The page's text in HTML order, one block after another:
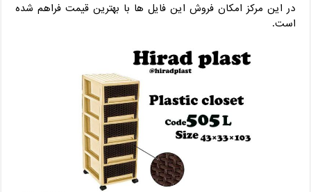
در این مرکز امکان فروش این فایل ها با بهترین قیمت فراهم شده
است.